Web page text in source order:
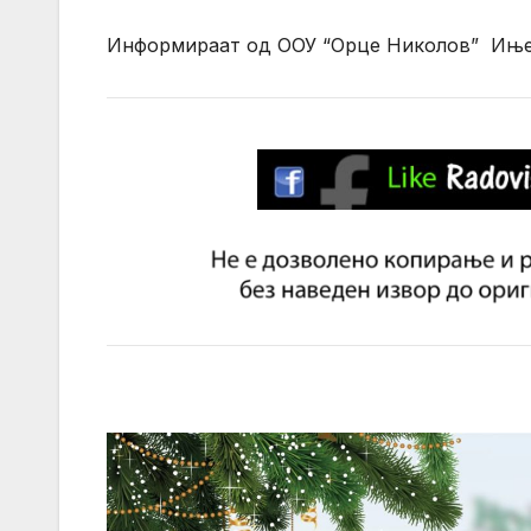
Информираат од ООУ “Орце Николов”